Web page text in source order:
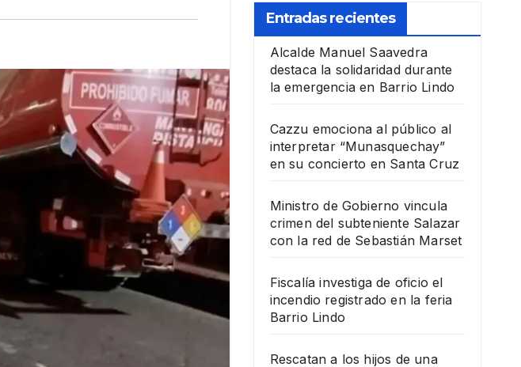
Entradas recientes
Alcalde Manuel Saavedra
destaca la solidaridad durante
la emergencia en Barrio Lindo
Cazzu emociona al público al
interpretar “Munasquechay”
en su concierto en Santa Cruz
Ministro de Gobierno vincula
crimen del subteniente Salazar
con la red de Sebastián Marset
Fiscalía investiga de oficio el
incendio registrado en la feria
Barrio Lindo
Rescatan a los hijos de una